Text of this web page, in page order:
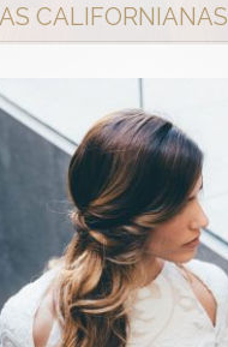
CALIFORNIANAS